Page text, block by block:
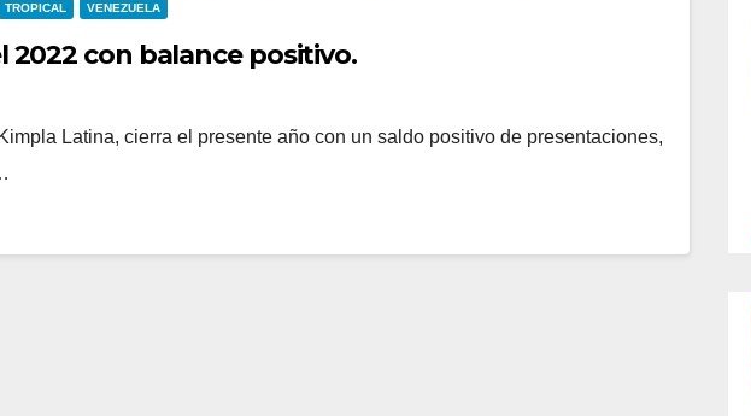
TROPICAL VENEZUELA
2022 con balance positivo.
Latina, cierra el presente año con un saldo positivo de presentaciones,